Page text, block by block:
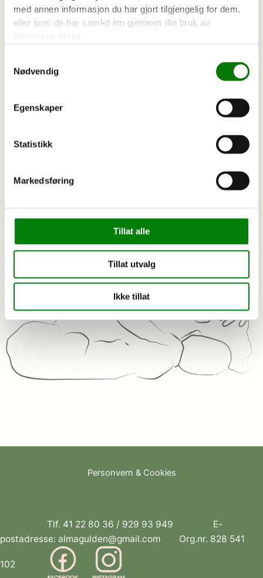
med annen informasjon du har gjort tilgjengelig for dem,
eller som de har samlet inn gjennom din bruk av
Nødvendig
Egenskaper
Statistikk
Markedsføring
Tillat alle
Tillat utvalg
Ikke tillat
Symtpomer:
Smerter rundt skulderbladet
Smerter rundt kragebein
Smerter etter ruptur av muskel eller sene
svak muskulatur og feilbelastninger
Personvern & Cookies
Tlf. 41 22 80 36 / 929 93 949 E-
postadresse: almagulden@gmail.com Org.nr. 828 541
102